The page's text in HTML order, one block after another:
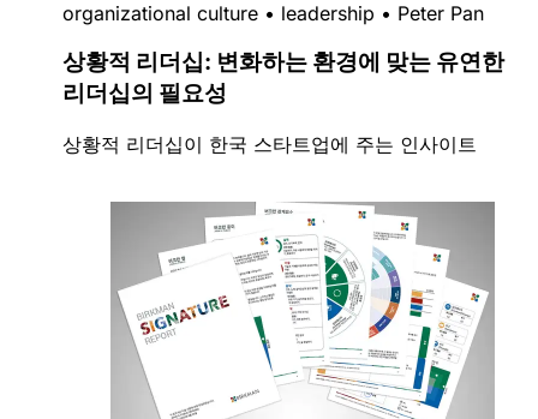
organizational culture • leadership • Peter Pan
상황적 리더십: 변화하는 환경에 맞는 유연한
리더십의 필요성
상황적 리더십이 한국 스타트업에 주는 인사이트